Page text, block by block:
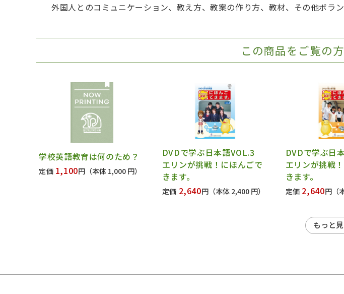
外国人とのコミュニケーション、教え方、教案の作り方、教材、その他ボラ
この商品をご覧の
学校英語教育は何のため？
定価 1,100円 （本体 1,000 円）
DVDで学ぶ日本語VOL.3
エリンが挑戦！にほんごで
きます。
定価 2,640円 （本体 2,400 円）
DVDで学ぶ日
エリンが挑戦
きます。
定価 2,640円 （
もっと